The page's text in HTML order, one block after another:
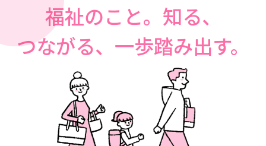
福祉のこと。知る、
つながる、一歩踏み出す。